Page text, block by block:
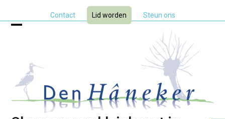
Contact Lid worden Steun ons
menu
menu